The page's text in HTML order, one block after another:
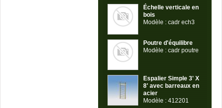
Échelle verticale en
bois
Modèle : cadr ech3
Poutre d'équilibre
Modèle : cadr poutre
Espalier Simple 3' X
8' avec barreaux en
acier
Modèle : 412201